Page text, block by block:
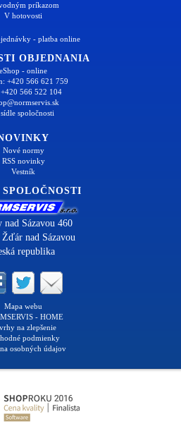
príkazom
V hotovosti
- platba online
OBJEDNANIA
eShop - online
+420 566 621 759
566 522 104
spoločnosti
Nové normy
RSS novinky
Vestník
nad Sázavou 460
nad Sázavou
republika
Mapa webu
- HOME
na zlepšenie
podmienky
osobných údajov